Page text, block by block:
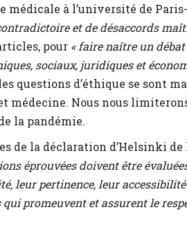
médicale à l’université de
et de désaccords
pour « faire naître un
sociaux, juridiques et
questions d’éthique se sont
médecine. Nous nous
la pandémie.
de la déclaration d’Helsinki
éprouvées doivent être
leur pertinence, leur
qui promeuvent et assurent le